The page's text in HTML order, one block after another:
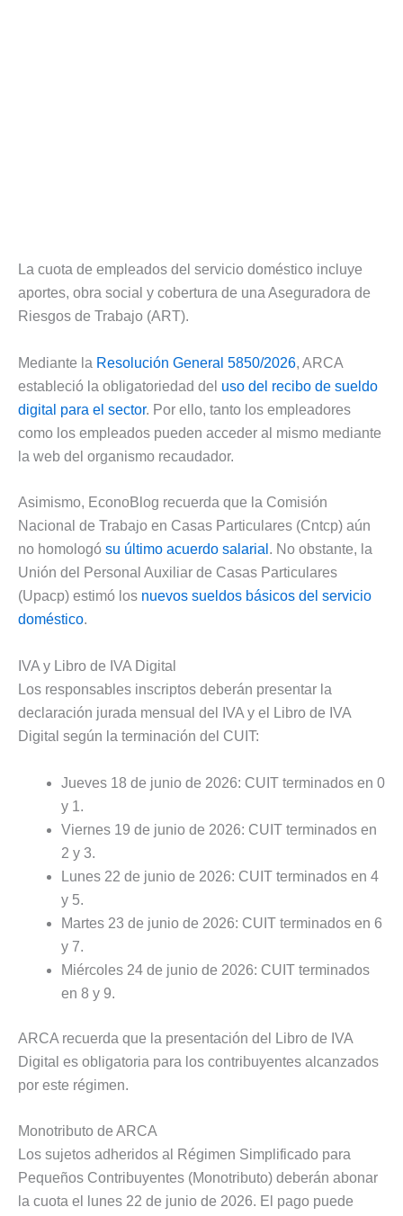
La cuota de empleados del servicio doméstico incluye
aportes, obra social y cobertura de una Aseguradora de
Riesgos de Trabajo (ART).
Mediante la Resolución General 5850/2026, ARCA
estableció la obligatoriedad del uso del recibo de sueldo
digital para el sector. Por ello, tanto los empleadores
como los empleados pueden acceder al mismo mediante
la web del organismo recaudador.
Asimismo, EconoBlog recuerda que la Comisión
Nacional de Trabajo en Casas Particulares (Cntcp) aún
no homologó su último acuerdo salarial . No obstante, la
Unión del Personal Auxiliar de Casas Particulares
(Upacp) estimó los nuevos sueldos básicos del servicio
doméstico.
IVA y Libro de IVA Digital
Los responsables inscriptos deberán presentar la
declaración jurada mensual del IVA y el Libro de IVA
Digital según la terminación del CUIT:
Jueves 18 de junio de 2026: CUIT terminados en 0
y 1.
Viernes 19 de junio de 2026: CUIT terminados en
2 y 3.
Lunes 22 de junio de 2026: CUIT terminados en 4
y 5.
Martes 23 de junio de 2026: CUIT terminados en 6
y 7.
Miércoles 24 de junio de 2026: CUIT terminados
en 8 y 9.
ARCA recuerda que la presentación del Libro de IVA
Digital es obligatoria para los contribuyentes alcanzados
por este régimen.
Monotributo de ARCA
Los sujetos adheridos al Régimen Simplificado para
Pequeños Contribuyentes (Monotributo) deberán abonar
la cuota el lunes 22 de junio de 2026. El pago puede